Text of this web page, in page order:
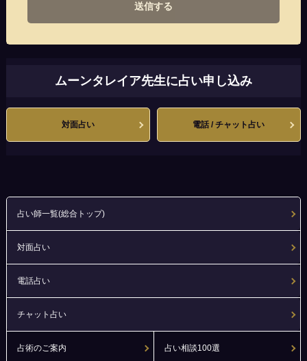
送信する
ムーンタレイア先生に占い申し込み
対面占い 電話 / チャット占い
占い師一覧(総合トップ)
対面占い
電話占い
チャット占い
占術のご案内 占い相談100選